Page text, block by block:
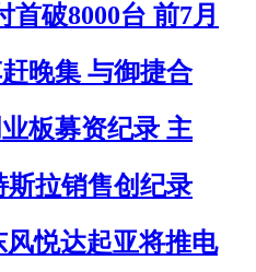
破8000台 前7月
晚集 与御捷合
板募资纪录 主
斯拉销售创纪录
风悦达起亚将推电